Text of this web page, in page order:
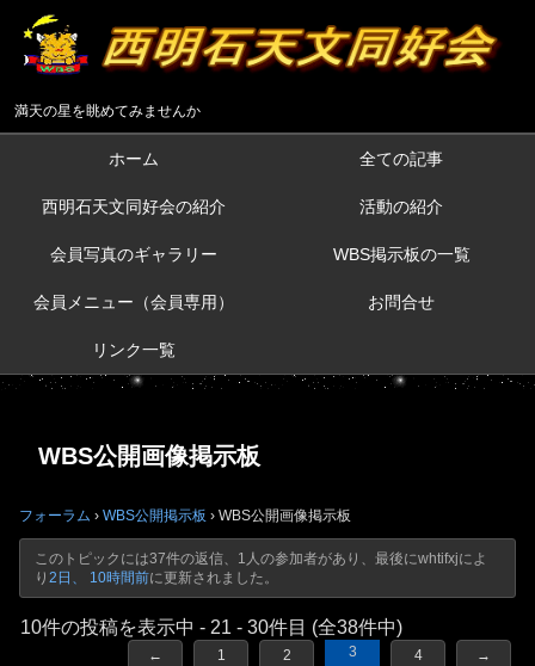
満天の星を眺めてみませんか
ホーム 全ての記事
西明石天文同好会の紹介 活動の紹介
会員写真のギャラリー WBS掲示板の一覧
会員メニュー（会員専用） お問合せ
リンク一覧
WBS公開画像掲示板
フォーラム › WBS公開掲示板 › WBS公開画像掲示板
このトピックには37件の返信、1人の参加者があり、最後にwhtifxjによ
り 2日、 10時間前に更新されました。
10件の投稿を表示中 - 21 - 30件目 (全38件中)
← 1 2 3 4 →